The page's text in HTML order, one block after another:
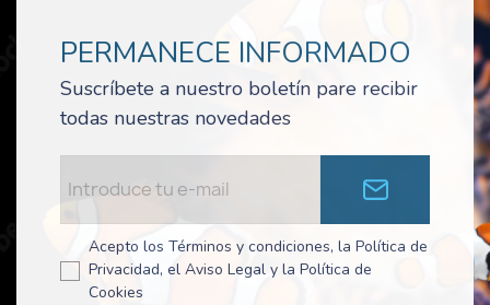
PERMANECE INFORMADO
Suscríbete a nuestro boletín pare recibir
todas nuestras novedades
Acepto los Términos y condiciones, la Política de
Privacidad, el Aviso Legal y la Política de
Cookies